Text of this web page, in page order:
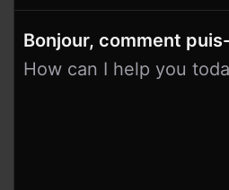
Bonjour, comment
How can I help you